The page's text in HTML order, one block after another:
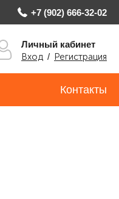
+7 (902) 666-32-02
Личный кабинет
Вход / Регистрация
Контакты